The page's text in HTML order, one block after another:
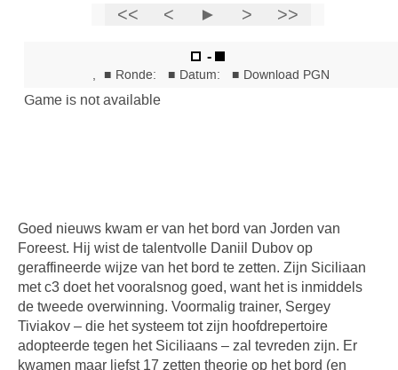
Goed nieuws kwam er van het bord van Jorden van
Foreest. Hij wist de talentvolle Daniil Dubov op
geraffineerde wijze van het bord te zetten. Zijn Siciliaan
met c3 doet het vooralsnog goed, want het is inmiddels
de tweede overwinning. Voormalig trainer, Sergey
Tiviakov – die het systeem tot zijn hoofdrepertoire
adopteerde tegen het Siciliaans – zal tevreden zijn. Er
kwamen maar liefst 17 zetten theorie op het bord (en